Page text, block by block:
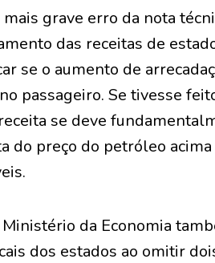
grave erro da nota
das receitas de
se o aumento de
passageiro. Se tivesse
se deve
do preço do petróleo
da Economia
dos estados ao omitir